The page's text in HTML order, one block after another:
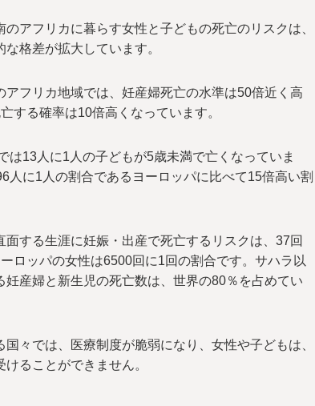
アフリカに暮らす女性と子どもの死亡のリスクは、
格差が拡大しています。
フリカ地域では、妊産婦死亡の水準は50倍近く高
する確率は10倍高くなっています。
は13人に1人の子どもが5歳未満で亡くなっていま
人に1人の割合であるヨーロッパに比べて15倍高い割
する生涯に妊娠・出産で死亡するリスクは、37回
ロッパの女性は6500回に1回の割合です。サハラ以
産婦と新生児の死亡数は、世界の80％を占めてい
々では、医療制度が脆弱になり、女性や子どもは、
ることができません。